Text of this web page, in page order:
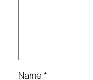
Name*